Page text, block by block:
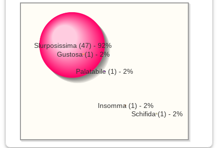
Slurposissima (47) - 92%
Schifida (1) - 2%
Insomma (1) - 2%
Palatabile (1) - 2%
Gustosa (1) - 2%